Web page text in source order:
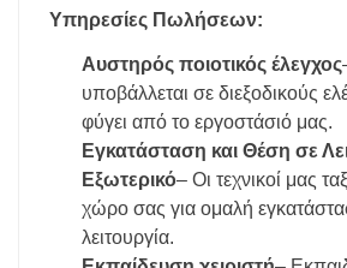
Υπηρεσίες Πωλήσεων:
Αυστηρός ποιοτικός έλεγχος
υποβάλλεται σε διεξοδικούς
φύγει από το εργοστάσιό μας.
Εγκατάσταση και Θέση σε
Εξωτερικό– Οι τεχνικοί μας
χώρο σας για ομαλή
λειτουργία.